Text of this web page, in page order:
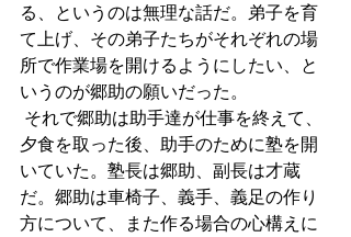
る、というのは無理な話だ。弟子を育
て上げ、その弟子たちがそれぞれの場
所で作業場を開けるようにしたい、と
いうのが郷助の願いだった。
夕食を取った後、助手のために塾を開
いていた。塾長は郷助、副長は才蔵
だ。郷助は車椅子、義手、義足の作り
方について、また作る場合の心構えに